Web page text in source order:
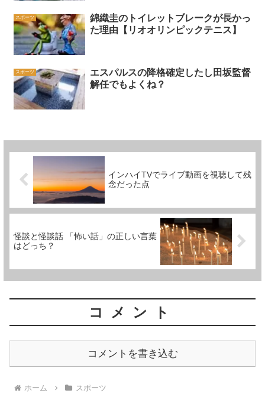
スポーツ
錦織圭のトイレットブレークが長かっ
た理由【リオオリンピックテニス】
スポーツ
エスパルスの降格確定したし田坂監督
解任でもよくね？
インハイTVでライブ動画を視聴して残
念だった点
怪談と怪談話 「怖い話」の正しい言葉
はどっち？
コメント
コメントを書き込む
ホーム スポーツ